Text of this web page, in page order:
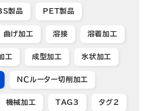
製品 PET製品
曲げ加工 溶接 溶着加工
工 成型加工 氷状加工
ＮＣルーター切削加工
機械加工 TAG3 タグ2